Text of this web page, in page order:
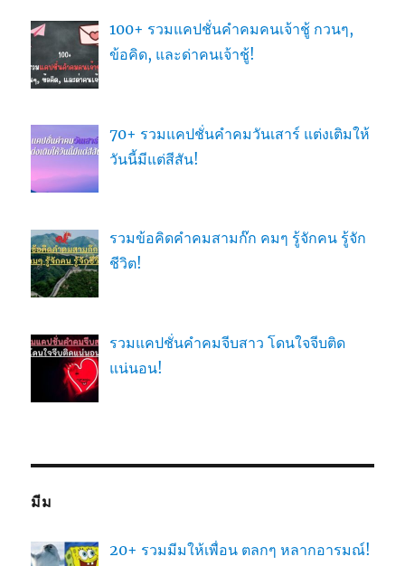
100+ รวมแคปชั่นคำคมคนเจ้าชู้ กวนๆ,
ข้อคิด, และด่าคนเจ้าชู้!
70+ รวมแคปชั่นคำคมวันเสาร์ แต่งเติมให้
วันนี้มีแต่สีสัน!
รวมข้อคิดคำคมสามก๊ก คมๆ รู้จักคน รู้จัก
ชีวิต!
รวมแคปชั่นคำคมจีบสาว โดนใจจีบติด
แน่นอน!
มีม
20+ รวมมีมให้เพื่อน ตลกๆ หลากอารมณ์!